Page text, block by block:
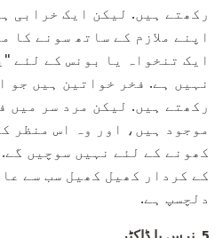
رکھتے ہیں. لیکن ایک خرابی
اپنے ملازم کے ساتھ سونے کا
ایک تنخواہ یا بونس کے لئے
نہیں ہے. فخر خواتین ہیں جو
رکھتے ہیں. لیکن مرد سر میں
موجود ہیں، اور وہ اس منظر
کھونے کے لئے نہیں سوچیں
کے کردار کھیل کھیل سب سے
دلچسپ ہے.